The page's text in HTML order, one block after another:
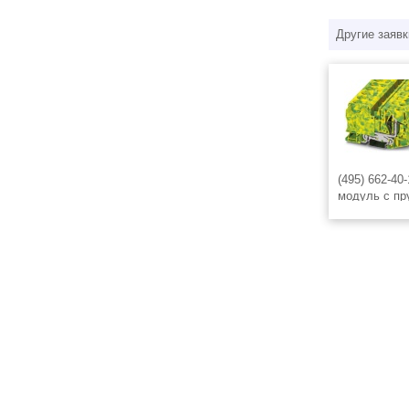
Другие
(495) 662-
модуль с